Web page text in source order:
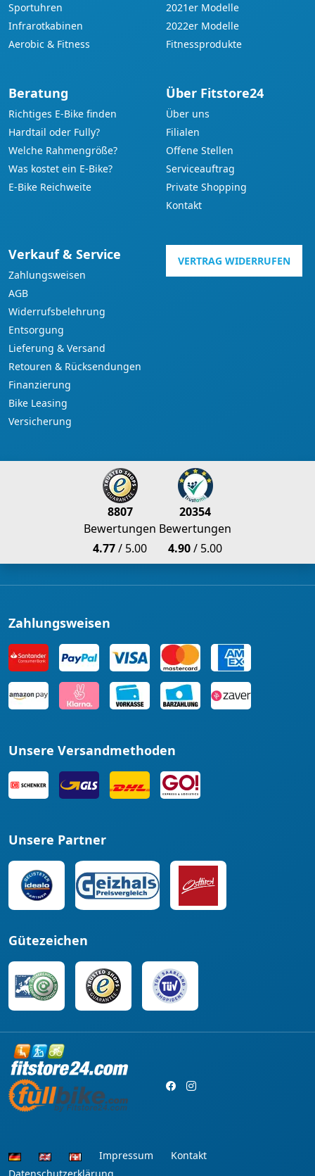
Sportuhren
Infrarotkabinen
Aerobic & Fitness
2021er Modelle
2022er Modelle
Fitnessprodukte
Beratung
Richtiges E-Bike finden
Hardtail oder Fully?
Welche Rahmengröße?
Was kostet ein E-Bike?
E-Bike Reichweite
Über Fitstore24
Über uns
Filialen
Offene Stellen
Serviceauftrag
Private Shopping
Kontakt
Verkauf & Service
Zahlungsweisen
AGB
Widerrufsbelehrung
Entsorgung
Lieferung & Versand
Retouren & Rücksendungen
Finanzierung
Bike Leasing
Versicherung
VERTRAG WIDERRUFEN
8807
Bewertungen
4.77/ 5.00
20354
Bewertungen
4.90/ 5.00
Zahlungsweisen
Unsere Versandmethoden
Unsere Partner
Gütezeichen
Impressum
Kontakt